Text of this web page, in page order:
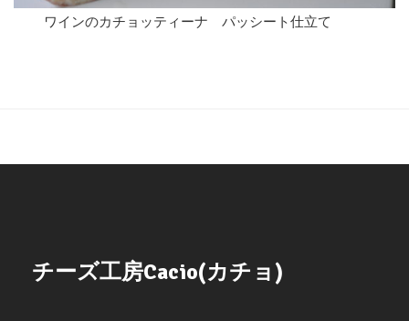
ワインのカチョッティーナ パッシート仕立て
チーズ工房Cacio(カチョ)